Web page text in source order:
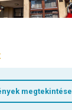
megtekintése